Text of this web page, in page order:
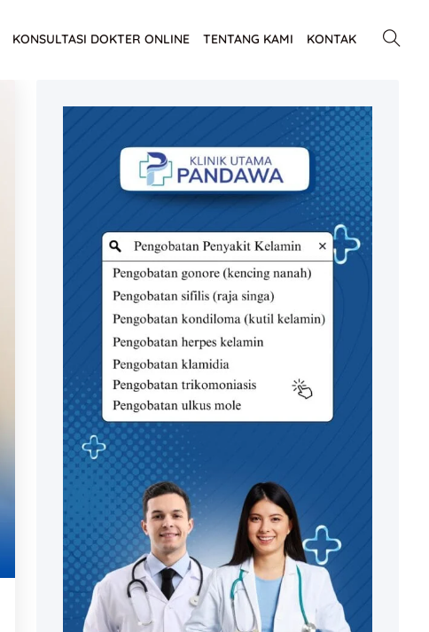
KONSULTASI DOKTER ONLINE TENTANG KAMI KONTAK